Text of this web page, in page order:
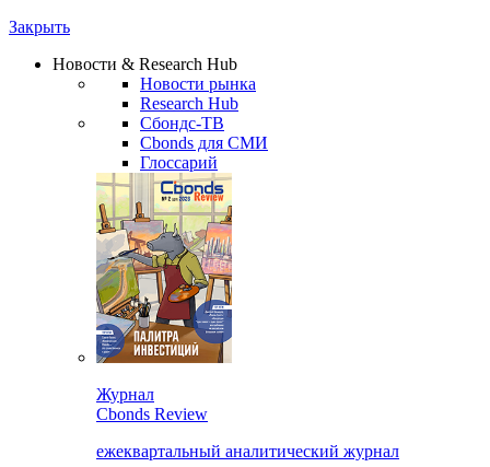
Закрыть
Новости & Research Hub
Новости рынка
Research Hub
Сбондс-ТВ
Cbonds для СМИ
Глоссарий
Журнал
Cbonds Review
ежеквартальный аналитический журнал